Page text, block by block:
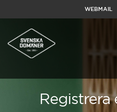
WEBMAIL
Registrera